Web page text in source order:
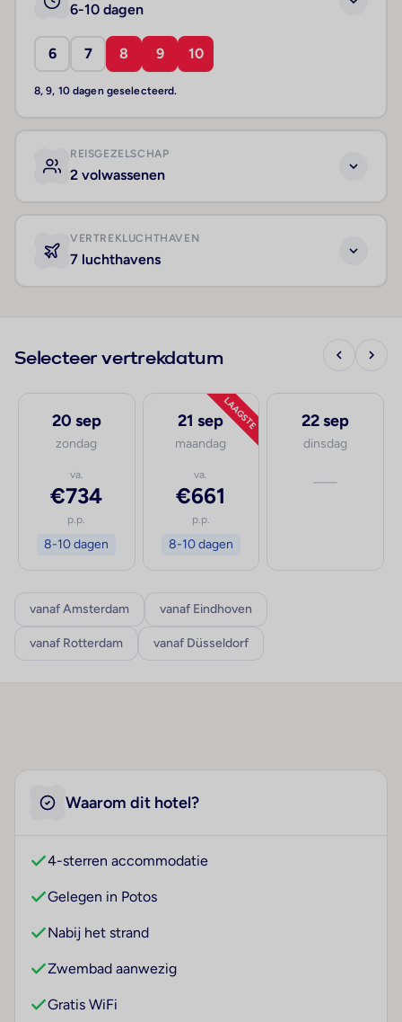
6-10 dagen
6 7 8 9 10
8, 9, 10 dagen geselecteerd.
REISGEZELSCHAP
2 volwassenen
VERTREKLUCHTHAVEN
7 luchthavens
Selecteer vertrekdatum
20 sep
zondag
va.
€734
p.p.
8-10 dagen
LAAGSTE
21 sep
maandag
va.
€661
p.p.
8-10 dagen
22 sep
dinsdag
—
vanaf Amsterdam vanaf Eindhoven
vanaf Rotterdam vanaf Düsseldorf
Waarom dit hotel?
4-sterren accommodatie
Gelegen in Potos
Nabij het strand
Zwembad aanwezig
Gratis WiFi